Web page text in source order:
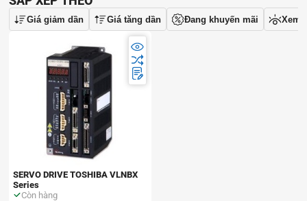
Giá giảm dần Giá tăng dần Đang khuyến mãi Xem
SERVO DRIVE TOSHIBA VLNBX
Series
Còn hàng